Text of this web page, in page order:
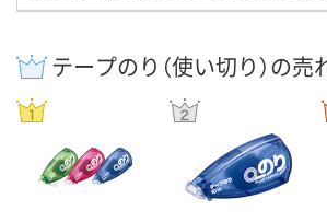
テープのり（使い切り）の